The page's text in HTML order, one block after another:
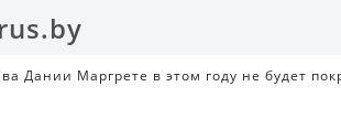
Дании Маргрете в этом году не будет